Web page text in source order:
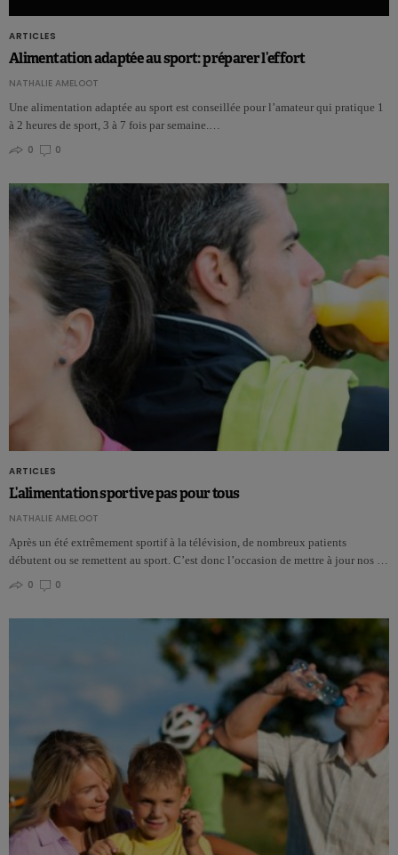
ARTICLES
Alimentation adaptée au sport: préparer l’effort
NATHALIE AMELOOT
Une alimentation adaptée au sport est conseillée pour l’amateur qui pratique 1
à 2 heures de sport, 3 à 7 fois par semaine.…
0
0
ARTICLES
L’alimentation sportive pas pour tous
NATHALIE AMELOOT
Après un été extrêmement sportif à la télévision, de nombreux patients
débutent ou se remettent au sport. C’est donc l’occasion de mettre à jour nos …
0
0